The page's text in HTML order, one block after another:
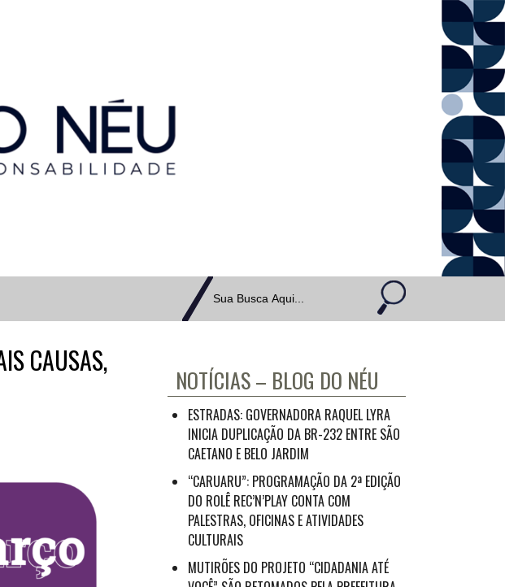
CAUSAS,
NOTÍCIAS – BLOG DO NÉU
ESTRADAS: GOVERNADORA RAQUEL LYRA
INICIA DUPLICAÇÃO DA BR-232 ENTRE SÃO
CAETANO E BELO JARDIM
“CARUARU”: PROGRAMAÇÃO DA 2ª EDIÇÃO
DO ROLÊ REC’N’PLAY CONTA COM
PALESTRAS, OFICINAS E ATIVIDADES
CULTURAIS
MUTIRÕES DO PROJETO “CIDADANIA ATÉ